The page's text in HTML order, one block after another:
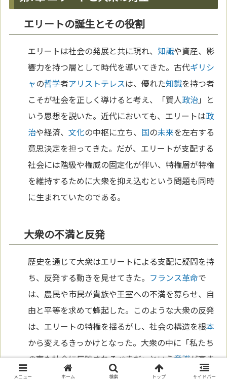
エリートの誕生とその役割
エリートは社会の発展と共に現れ、知識や資産、影
響力を持つ層として時代を導いてきた。古代ギリシ
ャの哲学者アリストテレスは、優れた知識を持つ者
こそが社会を正しく導けると考え、「賢人政治」と
いう思想を説いた。近代においても、エリートは政
治や経済、文化の中枢に立ち、 国の未来を左右する
意思決定を担ってきた。だが、エリートが支配する
社会には階級や権威の固定化が伴い、特権層が特権
を維持するために大衆を抑え込むという問題も同時
に生まれていたのである。
大衆の不満と反発
歴史を通じて大衆はエリートによる支配に疑問を持
ち、反発する動きを見せてきた。 フランス革命で
は、農民や市民が貴族や王室への不満を募らせ、自
由と平等を求めて蜂起した。このような大衆の反発
は、エリートの特権を揺るがし、社会の構造を根本
から変えるきっかけとなった。大衆の中に「私たち
の声も社会に反映されるべきだ」という意識が高ま
り、エリートの支配に対する挑戦が次第に民主主義
メニュー ホーム 検索 トップ サイドバー